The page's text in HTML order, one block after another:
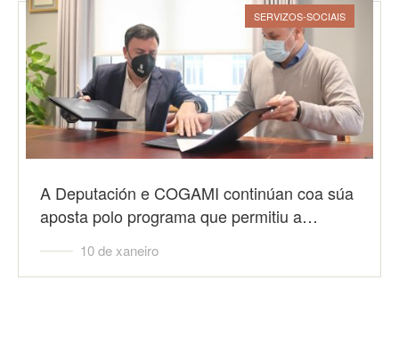
SERVIZOS-SOCIAIS
A Deputación e COGAMI continúan coa súa
aposta polo programa que permitiu a…
10 de xaneiro